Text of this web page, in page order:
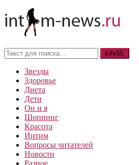
Звезды
Здоровье
Диета
Дети
Он и я
Шоппинг
Красота
Интим
Вопросы читателей
Новости
Разное